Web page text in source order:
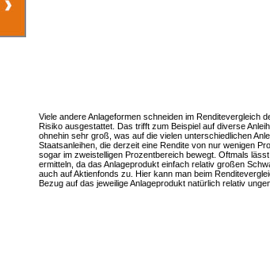
Viele andere Anlageformen schneiden im Renditevergleich
Risiko ausgestattet. Das trifft zum Beispiel auf diverse
ohnehin sehr groß, was auf die vielen unterschiedlichen
Staatsanleihen, die derzeit eine Rendite von nur wenigen
sogar im zweistelligen Prozentbereich bewegt. Oftmals
ermitteln, da das Anlageprodukt einfach relativ großen
auch auf Aktienfonds zu. Hier kann man beim
Bezug auf das jeweilige Anlageprodukt natürlich relativ